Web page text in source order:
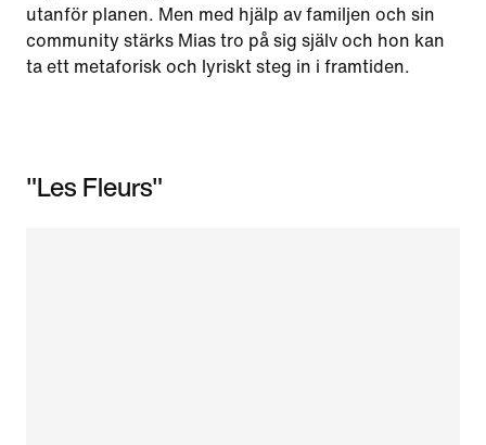
utanför planen. Men med hjälp av familjen och sin
community stärks Mias tro på sig själv och hon kan
ta ett metaforisk och lyriskt steg in i framtiden.
"Les Fleurs"